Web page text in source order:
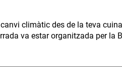
climàtic des de la teva
va estar organitzada per la